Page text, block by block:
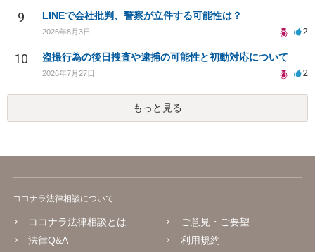
9 LINEで会社批判、警察が立件する可能性は？
2026年8月3日 2
10 盗撮行為の後日捜査や逮捕の可能性と初動対応について
2026年7月27日 2
もっと見る
ココナラ法律相談について
ココナラ法律相談とは
法律Q&A
ご意見・ご要望
利用規約